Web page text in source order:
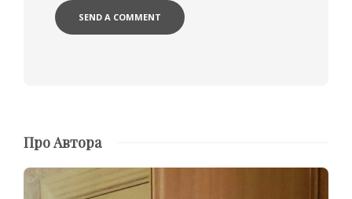
Про Автора